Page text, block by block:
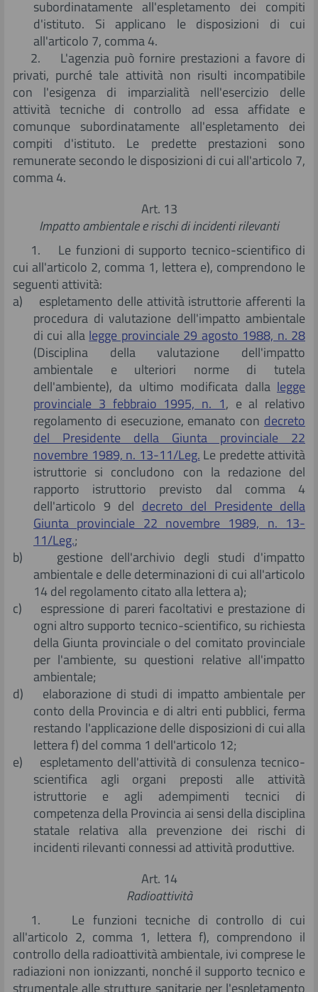
subordinatamente all'espletamento dei compiti
d'istituto. Si applicano le disposizioni di cui
all'articolo 7, comma 4.
2. L'agenzia può fornire prestazioni a favore di
privati, purché tale attività non risulti incompatibile
con l'esigenza di imparzialità nell'esercizio delle
attività tecniche di controllo ad essa affidate e
comunque subordinatamente all'espletamento dei
compiti d'istituto. Le predette prestazioni sono
remunerate secondo le disposizioni di cui all'articolo 7,
comma 4.
Art. 13
Impatto ambientale e rischi di incidenti rilevanti
1. Le funzioni di supporto tecnico-scientifico di
cui all'articolo 2, comma 1, lettera e), comprendono le
seguenti attività:
a) espletamento delle attività istruttorie afferenti la
procedura di valutazione dell'impatto ambientale
di cui alla legge provinciale 29 agosto 1988, n. 28
(Disciplina della valutazione dell'impatto
ambientale e ulteriori norme di tutela
dell'ambiente), da ultimo modificata dalla legge
provinciale 3 febbraio 1995, n. 1, e al relativo
regolamento di esecuzione, emanato con decreto
del Presidente della Giunta provinciale 22
novembre 1989, n. 13-11/Leg. Le predette attività
istruttorie si concludono con la redazione del
rapporto istruttorio previsto dal comma 4
dell'articolo 9 del decreto del Presidente della
Giunta provinciale 22 novembre 1989, n. 13-
11/Leg.;
b) gestione dell'archivio degli studi d'impatto
ambientale e delle determinazioni di cui all'articolo
14 del regolamento citato alla lettera a);
c) espressione di pareri facoltativi e prestazione di
ogni altro supporto tecnico-scientifico, su richiesta
della Giunta provinciale o del comitato provinciale
per l'ambiente, su questioni relative all'impatto
ambientale;
d) elaborazione di studi di impatto ambientale per
conto della Provincia e di altri enti pubblici, ferma
restando l'applicazione delle disposizioni di cui alla
lettera f) del comma 1 dell'articolo 12;
e) espletamento dell'attività di consulenza tecnico-
scientifica agli organi preposti alle attività
istruttorie e agli adempimenti tecnici di
competenza della Provincia ai sensi della disciplina
statale relativa alla prevenzione dei rischi di
incidenti rilevanti connessi ad attività produttive.
Art. 14
Radioattività
1. Le funzioni tecniche di controllo di cui
all'articolo 2, comma 1, lettera f), comprendono il
controllo della radioattività ambientale, ivi comprese le
radiazioni non ionizzanti, nonché il supporto tecnico e